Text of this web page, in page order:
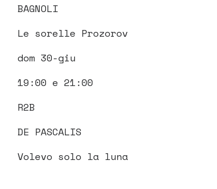
BAGNOLI
Le sorelle Prozorov
dom 30-giu
19:00 e 21:00
R2B
DE PASCALIS
Volevo solo la luna